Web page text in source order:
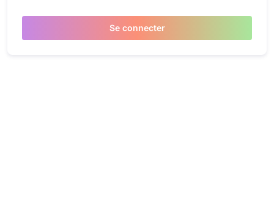
Se connecter